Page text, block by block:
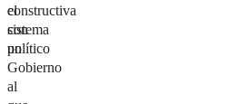
constructiva
con
un
Gobierno
al
el
sistema
político